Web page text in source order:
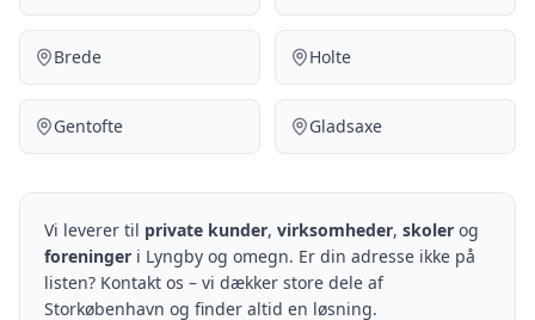
Brede Holte
Gentofte Gladsaxe
Vi leverer til private kunder, virksomheder, skoler og
foreninger i Lyngby og omegn. Er din adresse ikke på
listen? Kontakt os – vi dækker store dele af
Storkøbenhavn og finder altid en løsning.